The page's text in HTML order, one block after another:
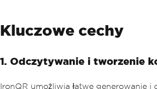
Kluczowe cechy
1. Odczytywanie i tworzenie
IronQR umożliwia łatwe generowanie i